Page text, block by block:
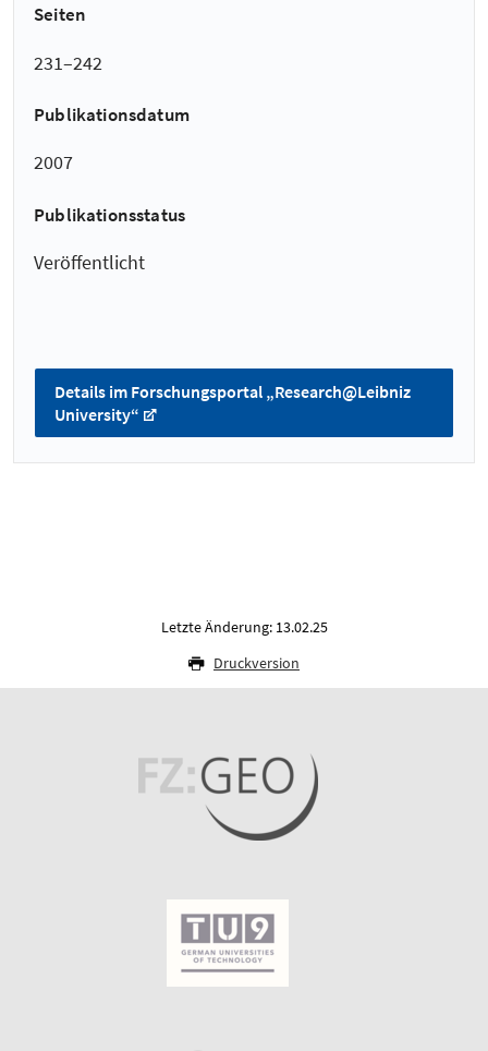
Seiten
231–242
Publikationsdatum
2007
Publikationsstatus
Veröffentlicht
Details im Forschungsportal „Research@Leibniz
University“
Letzte Änderung: 13.02.25
Druckversion